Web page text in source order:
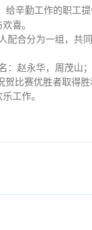
给辛勤工作的职工
喜。
配合分为一组，共
：赵永华，周茂山
贺比赛优胜者取得
工作。